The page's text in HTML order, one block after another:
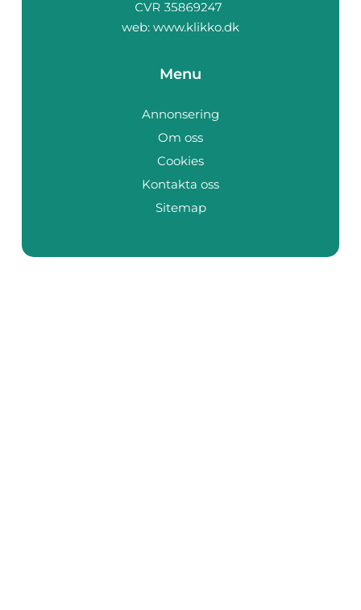
web: www.klikko.dk
Menu
Annonsering
Om oss
Cookies
Kontakta oss
Sitemap